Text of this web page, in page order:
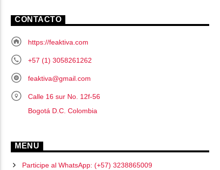
CONTACTO
https://feaktiva.com
+57 (1) 3058261262
feaktiva@gmail.com
Calle 16 sur No. 12f-56
Bogotá D.C. Colombia
MENU
Participe al WhatsApp: (+57) 3238865009